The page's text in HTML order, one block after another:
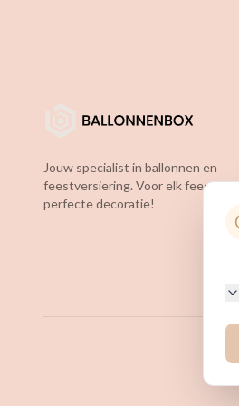
Jouw specialist in ballonnen en
feestversiering. Voor elk feest de
perfecte decoratie!